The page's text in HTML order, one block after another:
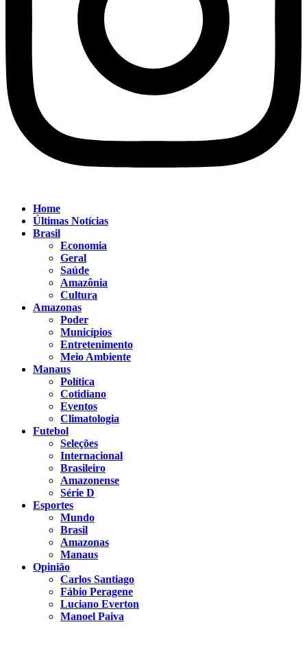
Home
Últimas Notícias
Brasil
Economia
Geral
Saúde
Amazônia
Cultura
Amazonas
Poder
Municípios
Entretenimento
Meio Ambiente
Manaus
Política
Cotidiano
Eventos
Climatologia
Futebol
Seleções
Internacional
Brasileiro
Amazonense
Série D
Esportes
Mundo
Brasil
Amazonas
Manaus
Opinião
Carlos Santiago
Fábio Peragene
Luciano Everton
Manoel Paiva